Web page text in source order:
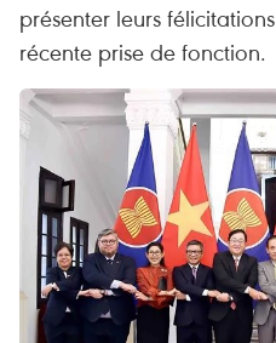
présenter leurs
récente prise de fonction.